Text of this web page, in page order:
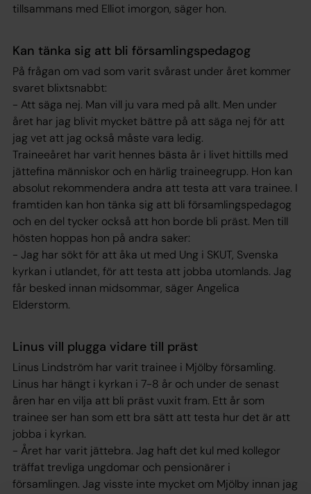
tillsammans med Elliot imorgon, säger hon.
Kan tänka sig att bli församlingspedagog
På frågan om vad som varit svårast under året kommer
svaret blixtsnabbt:
- Att säga nej. Man vill ju vara med på allt. Men under
året har jag blivit mycket bättre på att säga nej för att
jag vet att jag också måste vara ledig.
Traineeåret har varit hennes bästa år i livet hittills med
jättefina människor och en härlig traineegrupp. Hon kan
absolut rekommendera andra att testa att vara trainee. I
framtiden kan hon tänka sig att bli församlingspedagog
och en del tycker också att hon borde bli präst. Men till
hösten hoppas hon på andra saker:
- Jag har sökt för att åka ut med Ung i SKUT, Svenska
kyrkan i utlandet, för att testa att jobba utomlands. Jag
får besked innan midsommar, säger Angelica
Elderstorm.
Linus vill plugga vidare till präst
Linus Lindström har varit trainee i Mjölby församling.
Linus har hängt i kyrkan i 7-8 år och under de senast
åren har en vilja att bli präst vuxit fram. Ett år som
trainee ser han som ett bra sätt att testa hur det är att
jobba i kyrkan.
- Året har varit jättebra. Jag haft det kul med kollegor
träffat trevliga ungdomar och pensionärer i
församlingen. Jag visste inte mycket om Mjölby innan jag